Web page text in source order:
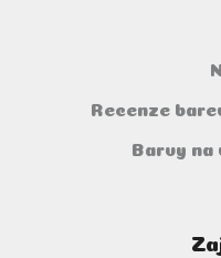
Recenze
Barvy na